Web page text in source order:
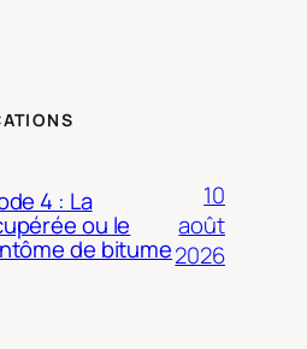
4 : La
ou le
de bitume
10
août
2026